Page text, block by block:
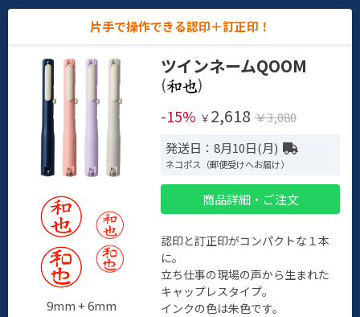
片手で操作できる認印＋訂正印！
9mm + 6mm
ツインネームQOOM
(
)
-15% ￥ 2,618 ￥3,080
発送日：8月10日(月)
ネコポス（郵便受けへお届け）
商品詳細・ご注文
認印と訂正印がコンパクトな１本
に。
立ち仕事の現場の声から生まれた
キャップレスタイプ。
インクの色は朱色です。